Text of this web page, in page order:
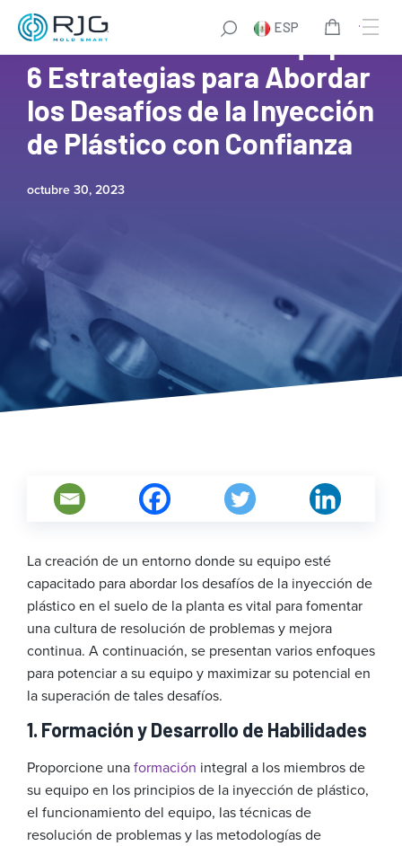
ESP
Potenciación de su Equipo:
6 Estrategias para Abordar
los Desafíos de la Inyección
de Plástico con Confianza
octubre 30, 2023
La creación de un entorno donde su equipo esté
capacitado para abordar los desafíos de la inyección de
plástico en el suelo de la planta es vital para fomentar
una cultura de resolución de problemas y mejora
continua. A continuación, se presentan varios enfoques
para potenciar a su equipo y maximizar su potencial en
la superación de tales desafíos.
1. Formación y Desarrollo de Habilidades
Proporcione unaformación integral a los miembros de
su equipo en los principios de la inyección de plástico,
el funcionamiento del equipo, las técnicas de
resolución de problemas y las metodologías de